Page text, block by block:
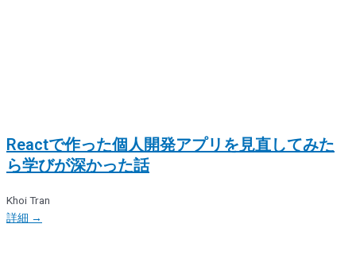
Reactで作った個人開発アプリを見直してみた
ら学びが深かった話
Khoi Tran
詳細 →